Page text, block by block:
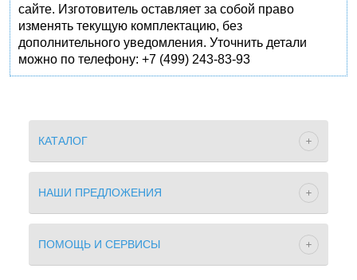
сайте. Изготовитель оставляет за собой право
изменять текущую комплектацию, без
дополнительного уведомления. Уточнить детали
можно по телефону: +7 (499) 243-83-93
КАТАЛОГ
НАШИ ПРЕДЛОЖЕНИЯ
ПОМОЩЬ И СЕРВИСЫ